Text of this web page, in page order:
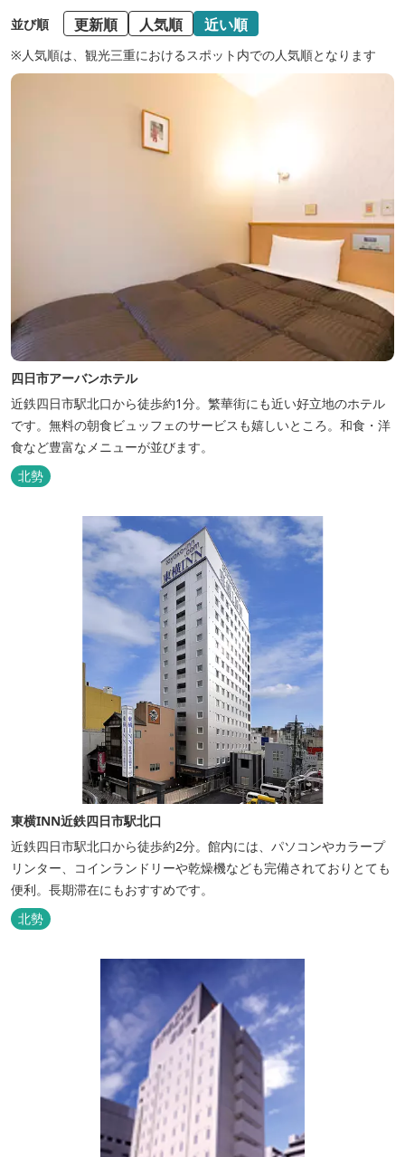
並び順 更新順 人気順 近い順
※人気順は、観光三重におけるスポット内での人気順となります
四日市アーバンホテル
近鉄四日市駅北口から徒歩約1分。繁華街にも近い好立地のホテル
です。無料の朝食ビュッフェのサービスも嬉しいところ。和食・洋
食など豊富なメニューが並びます。
北勢
東横INN近鉄四日市駅北口
近鉄四日市駅北口から徒歩約2分。館内には、パソコンやカラープ
リンター、コインランドリーや乾燥機なども完備されておりとても
便利。長期滞在にもおすすめです。
北勢